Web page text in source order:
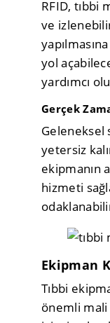
RFID, tıbbi
ve
yol
yardımcı
Gerçek
Geleneksel
yetersiz
ekipmanın
hizmeti
Ekipman
Tıbbi
önemli mali